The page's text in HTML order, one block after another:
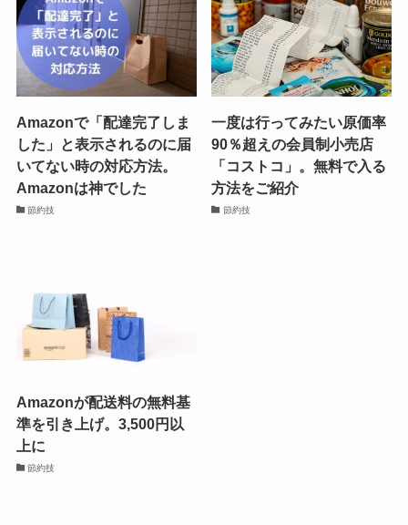
Amazonで「配達完了しま
した」と表示されるのに届
いてない時の対応方法。
Amazonは神でした
節約技
一度は行ってみたい原価率
90％超えの会員制小売店
「コストコ」。無料で入る
方法をご紹介
節約技
Amazonが配送料の無料基
準を引き上げ。3,500円以
上に
節約技